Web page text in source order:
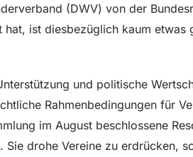
(DWV) von der
ist diesbezüglich kaum etwas
und politische
Rahmenbedingungen für
im August beschlossene
drohe Vereine zu erdrücken,